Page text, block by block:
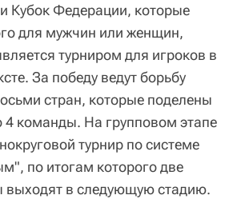
Кубок Федерации, которые
для мужчин или женщин,
турниром для игроков в
За победу ведут борьбу
стран, которые поделены
4 команды. На групповом этапе
турнир по системе
по итогам которого две
в следующую стадию.